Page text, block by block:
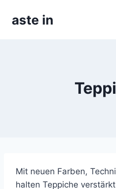
aste in
Mit neuen Farben,
halten Teppiche